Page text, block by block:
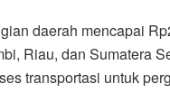
daerah mencapai
Riau, dan Sumatera
transportasi untuk